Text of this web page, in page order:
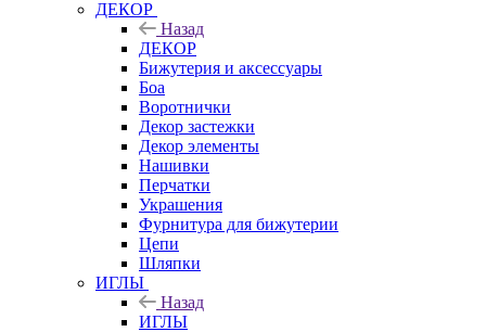
ДЕКОР
Назад
ДЕКОР
Бижутерия и аксессуары
Боа
Воротнички
Декор застежки
Декор элементы
Нашивки
Перчатки
Украшения
Фурнитура для бижутерии
Цепи
Шляпки
ИГЛЫ
Назад
ИГЛЫ